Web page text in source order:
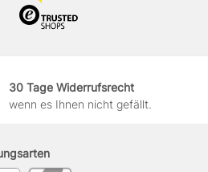
30 Tage Widerrufsrecht
wenn es Ihnen nicht gefällt.